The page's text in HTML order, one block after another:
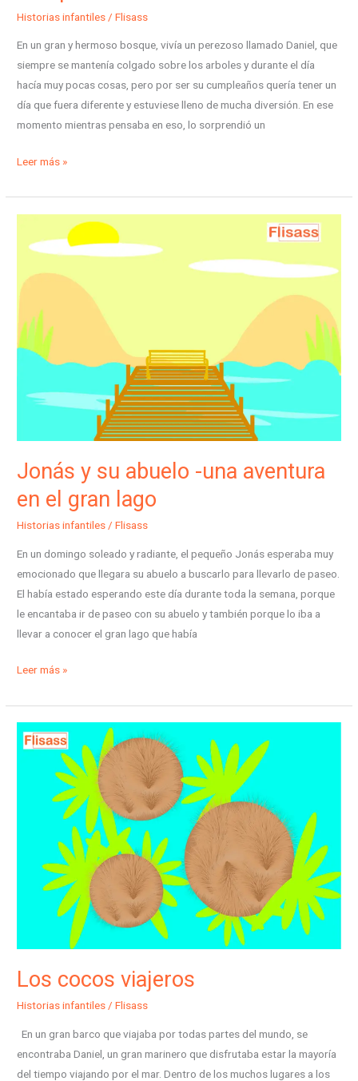
Historias infantiles /Flisass
En un gran y hermoso bosque, vivía un perezoso llamado Daniel, que
siempre se mantenía colgado sobre los arboles y durante el día
hacía muy pocas cosas, pero por ser su cumpleaños quería tener un
día que fuera diferente y estuviese lleno de mucha diversión. En ese
momento mientras pensaba en eso, lo sorprendió un
Leer más »
Jonás y su abuelo -una aventura
en el gran lago
Historias infantiles /Flisass
En un domingo soleado y radiante, el pequeño Jonás esperaba muy
emocionado que llegara su abuelo a buscarlo para llevarlo de paseo.
El había estado esperando este día durante toda la semana, porque
le encantaba ir de paseo con su abuelo y también porque lo iba a
llevar a conocer el gran lago que había
abuelo
una
aventura
gran
Leer más »
Los cocos viajeros
Historias infantiles /Flisass
En un gran barco que viajaba por todas partes del mundo, se
encontraba Daniel, un gran marinero que disfrutaba estar la mayoría
del tiempo viajando por el mar. Dentro de los muchos lugares a los
Los
cocos